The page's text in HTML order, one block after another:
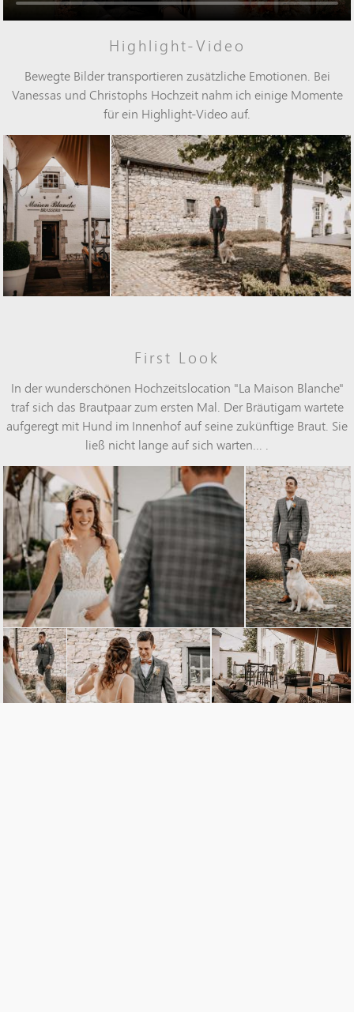
Highlight-Video
Bewegte Bilder transportieren zusätzliche Emotionen. Bei
Vanessas und Christophs Hochzeitnahm ich einige Momente
für ein Highlight-Video auf.
First Look
In der wunderschönen Hochzeitslocation "La Maison Blanche"
traf sich das Brautpaar zum ersten Mal. Der Bräutigam wartete
aufgeregt mit Hund im Innenhof auf seine zukünftige Braut. Sie
ließ nicht lange auf sich warten... .